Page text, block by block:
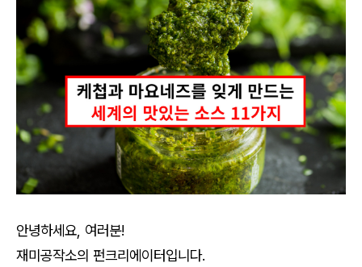
안녕하세요, 여러분!
재미공작소의 펀크리에이터입니다.